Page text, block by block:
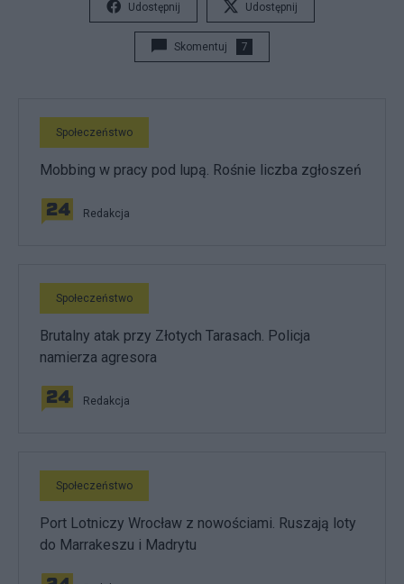
Udostępnij Udostępnij
Skomentuj 7
Społeczeństwo
Mobbing w pracy pod lupą. Rośnie liczba zgłoszeń
Redakcja
Społeczeństwo
Brutalny atak przy Złotych Tarasach. Policja
namierza agresora
Redakcja
Społeczeństwo
Port Lotniczy Wrocław z nowościami. Ruszają loty
do Marrakeszu i Madrytu